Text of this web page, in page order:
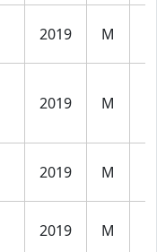
2019 M
2019 M
2019 M
2019 M